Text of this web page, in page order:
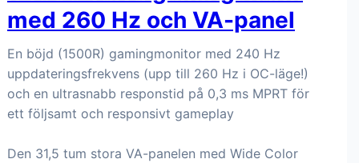
med 260 Hz och VA-panel
En böjd (1500R) gamingmonitor med 240 Hz
uppdateringsfrekvens (upp till 260 Hz i OC-läge!)
och en ultrasnabb responstid på 0,3 ms MPRT för
ett följsamt och responsivt gameplay
Den 31,5 tum stora VA-panelen med Wide Color